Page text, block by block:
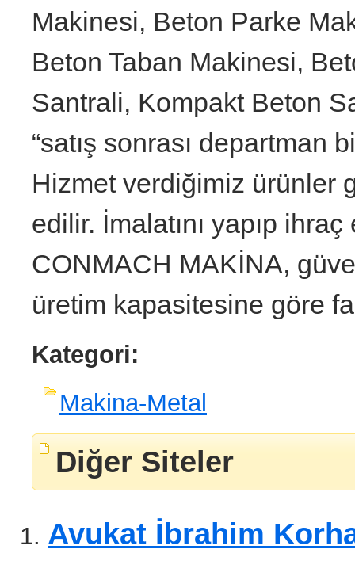
Makinesi, Beton Parke
Beton Taban Makinesi,
Santrali, Kompakt Beton
“satış sonrası departman
Hizmet verdiğimiz ürünler
edilir. İmalatını yapıp
CONMACH MAKİNA,
üretim kapasitesine göre
Kategori:
Makina-Metal
Diğer Siteler
Avukat İbrahim